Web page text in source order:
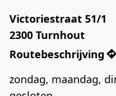
Victoriestraat 51/1
2300 Turnhout
Routebeschrijving
zondag, maandag,